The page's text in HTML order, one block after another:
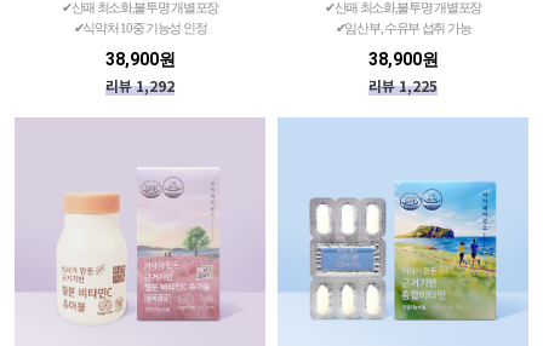
✔산패 최소화,불투명 개별포장
✔식약처 10중 기능성 인정
38,900원
리뷰 1,292
✔산패 최소화,불투명 개별포장
✔임산부, 수유부 섭취 가능
38,900원
리뷰 1,225